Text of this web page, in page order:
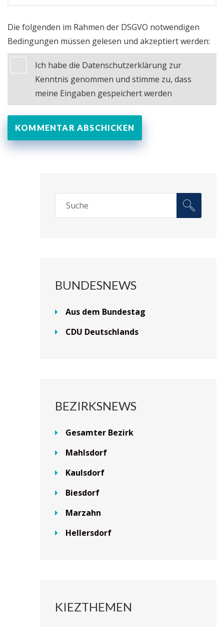
Die folgenden im Rahmen der DSGVO notwendigen
Bedingungen müssen gelesen und akzeptiert werden:
Ich habe die Datenschutzerklärung zur
Kenntnis genommen und stimme zu, dass
meine Eingaben gespeichert werden
BUNDESNEWS
Aus dem Bundestag
CDU Deutschlands
BEZIRKSNEWS
Gesamter Bezirk
Mahlsdorf
Kaulsdorf
Biesdorf
Marzahn
Hellersdorf
KIEZTHEMEN